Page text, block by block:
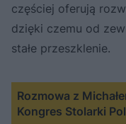
częściej oferują
dzięki czemu od
stałe przeszklenie.
Rozmowa z
Kongres Stolarki